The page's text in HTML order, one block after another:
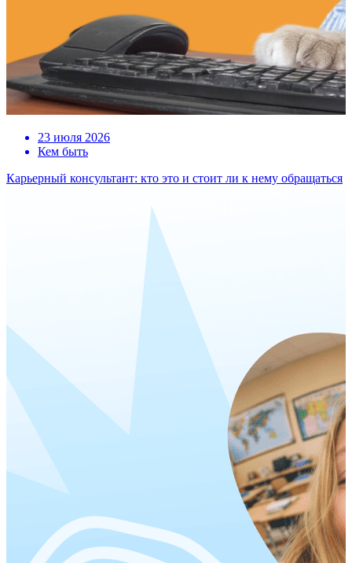
23 июля 2026
Кем быть
Карьерный консультант: кто это и стоит ли к нему обращаться